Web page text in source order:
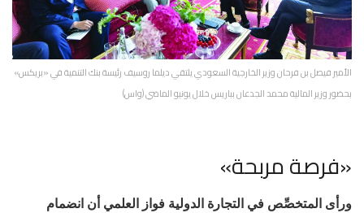
الأمير فيصل بن فرحان وزير الخارجية السعودي يلتقي ديلما روسيف رئيسة بنك التنمية في «بريكس»
بحضور وزير المالية محمد الجدعان بباريس خلال يونيو الماضي (واس)
«فرصة مربحة»
ورأى المتخصِّص في التجارة الدولية فواز العلمي أن انضمام